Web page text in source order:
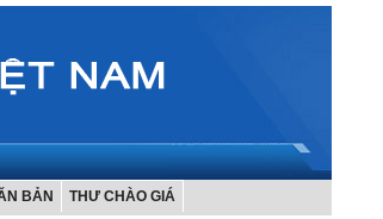
BẢN THƯ CHÀO GIÁ